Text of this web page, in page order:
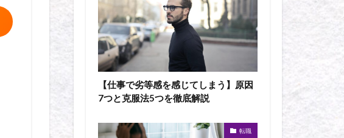
【仕事で劣等感を感じてしまう】原因
7つと克服法5つを徹底解説
転職